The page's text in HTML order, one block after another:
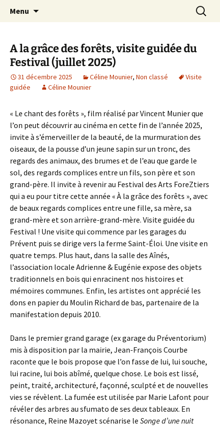
Les arts foreztiers
Festival de création contemporaine à
Chavaniac-Lafayette, Forez, Haute-loire,
Menu
A la grâce des forêts, visite guidée du
Festival (juillet 2025)
31 décembre 2025 Céline Mounier, Non classé
Visite
guidée
Céline Mounier
« Le chant des forêts », film réalisé par Vincent Munier que
l’on peut découvrir au cinéma en cette fin de l’année 2025,
invite à s’émerveiller de la beauté, de la murmuration des
oiseaux, de la pousse d’un jeune sapin sur un tronc, des
regards des animaux, des brumes et de l’eau que garde le
sol, des regards complices entre un fils, son père et son
grand-père. Il invite à revenir au Festival des Arts ForeZtiers
qui a eu pour titre cette année « À la grâce des forêts », avec
de beaux regards complices entre une fille, sa mère, sa
grand-mère et son arrière-grand-mère. Visite guidée du
Festival ! Une visite qui commence par les garages du
Prévent puis se dirige vers la ferme Saint-Éloi. Une visite en
quatre temps. Plus haut, dans la salle des Aînés,
l’association locale Adrienne & Eugénie expose des objets
traditionnels en bois qui enracinent nos histoires et
mémoires communes. Enfin, les artistes ont apprécié les
dons en papier du Moulin Richard de bas, partenaire de la
manifestation depuis 2010.
Dans le premier grand garage (ex garage du Préventorium)
mis à disposition par la mairie, Jean-François Courbe
raconte que le bois propose que l’on fasse de lui, lui souche,
lui racine, lui bois abîmé, quelque chose. Le bois est lissé,
peint, traité, architecturé, façonné, sculpté et de nouvelles
vies se révèlent. La fumée est utilisée par Marie Lafont pour
révéler des arbres au sfumato de ses deux tableaux. En
résonance, Reine Mazoyet scénarise le Songe d’une nuit